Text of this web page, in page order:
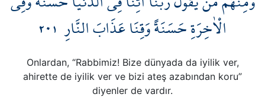
الْاٰخِرَةِ حَسَنَةً وَقِنَا عَذَابَ النَّارِ ٢٠١
Onlardan, “Rabbimiz! Bize dünyada da iyilik ver,
ahirette de iyilik ver ve bizi ateş azabından koru”
diyenler de vardır.